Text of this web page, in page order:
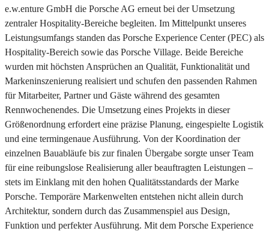
e.w.enture GmbH die Porsche AG erneut bei der Umsetzung
zentraler Hospitality-Bereiche begleiten. Im Mittelpunkt unseres
Leistungsumfangs standen das Porsche Experience Center (PEC) als
Hospitality-Bereich sowie das Porsche Village. Beide Bereiche
wurden mit höchsten Ansprüchen an Qualität, Funktionalität und
Markeninszenierung realisiert und schufen den passenden Rahmen
für Mitarbeiter, Partner und Gäste während des gesamten
Rennwochenendes. Die Umsetzung eines Projekts in dieser
Größenordnung erfordert eine präzise Planung, eingespielte Logistik
und eine termingenaue Ausführung. Von der Koordination der
einzelnen Bauabläufe bis zur finalen Übergabe sorgte unser Team
für eine reibungslose Realisierung aller beauftragten Leistungen –
stets im Einklang mit den hohen Qualitätsstandards der Marke
Porsche. Temporäre Markenwelten entstehen nicht allein durch
Architektur, sondern durch das Zusammenspiel aus Design,
Funktion und perfekter Ausführung. Mit dem Porsche Experience